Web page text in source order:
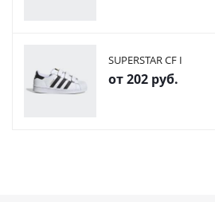
SUPERSTAR CF I
от202 руб.